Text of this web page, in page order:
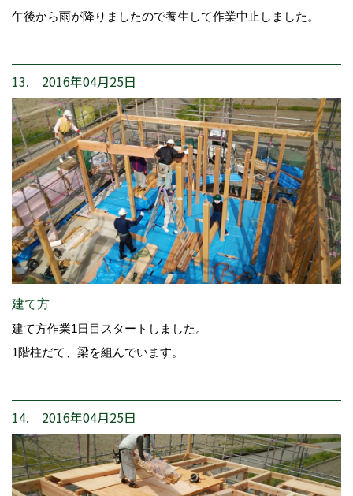
午後から雨が降りましたので養生して作業中止しました。
13. 2016年04月25日
建て方
建て方作業1日目スタートしました。
1階柱だて、梁を組んでいます。
14. 2016年04月25日